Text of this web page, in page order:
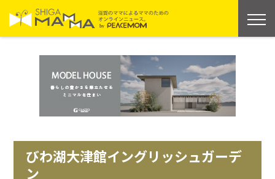
びわ湖大津館イングリッシュガーデ
ン